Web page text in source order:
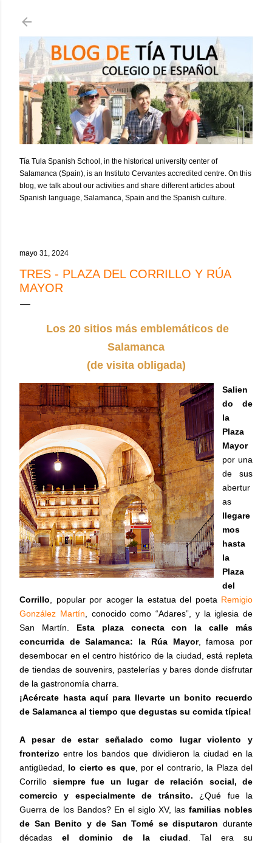
Tía Tula Spanish School, in the historical university center of
Salamanca (Spain), is an Instituto Cervantes accredited centre. On this
blog, we talk about our activities and share different articles about
Spanish language, Salamanca, Spain and the Spanish culture.
mayo 31, 2024
TRES - PLAZA DEL CORRILLO Y RÚA
MAYOR
Los 20 sitios más emblemáticos de
Salamanca
(de visita obligada)
Salien
do de
la
Plaza
Mayor
por una
de sus
abertur
as
llegare
mos
hasta
la
Plaza
del
Corrillo , popular por acoger la estatua del poeta Remigio
González Martín , conocido como “Adares”, y la iglesia de
San Martín. Esta plaza conecta con la calle más
concurrida de Salamanca: la Rúa Mayor, famosa por
desembocar en el centro histórico de la ciudad, está repleta
de tiendas de souvenirs, pastelerías y bares donde disfrutar
de la gastronomía charra.
¡Acércate hasta aquí para llevarte un bonito recuerdo
de Salamanca al tiempo que degustas su comida típica!
A pesar de estar señalado como lugar violento y
fronterizo entre los bandos que dividieron la ciudad en la
antigüedad, lo cierto es que, por el contrario, la Plaza del
Corrillo siempre fue un lugar de relación social, de
comercio y especialmente de tránsito. ¿Qué fue la
Guerra de los Bandos? En el siglo XV, las familias nobles
de San Benito y de San Tomé se disputaron durante
décadas el dominio de la ciudad . Tal era su